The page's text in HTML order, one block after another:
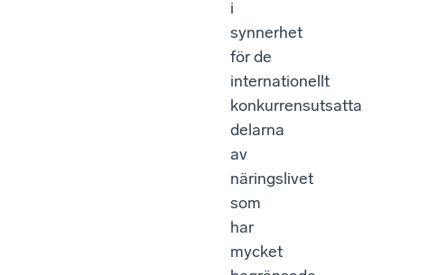
i
synnerhet
för de
internationellt
konkurrensutsatta
delarna
av
näringslivet
som
har
mycket